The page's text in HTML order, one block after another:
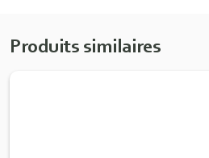
Produits similaires